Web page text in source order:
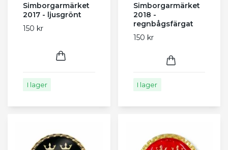
Simborgarmärket
2017 - ljusgrönt
150 kr
I lager
Simborgarmärket
2018 -
regnbågsfärgat
150 kr
I lager